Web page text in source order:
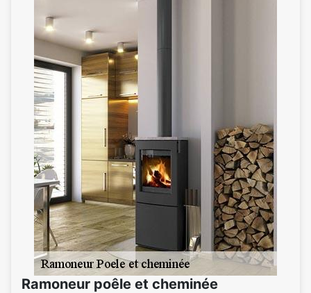
Ramoneur poêle et cheminée